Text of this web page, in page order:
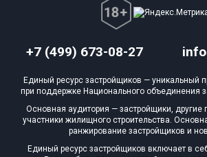
+7 (499) 673-08-27
Единый ресурс застройщиков — уникальный
при поддержке Национального объединения
Основная аудитория — застройщики,
участники жилищного строительства.
ранжирование застройщиков и
Единый ресурс застройщиков включает в